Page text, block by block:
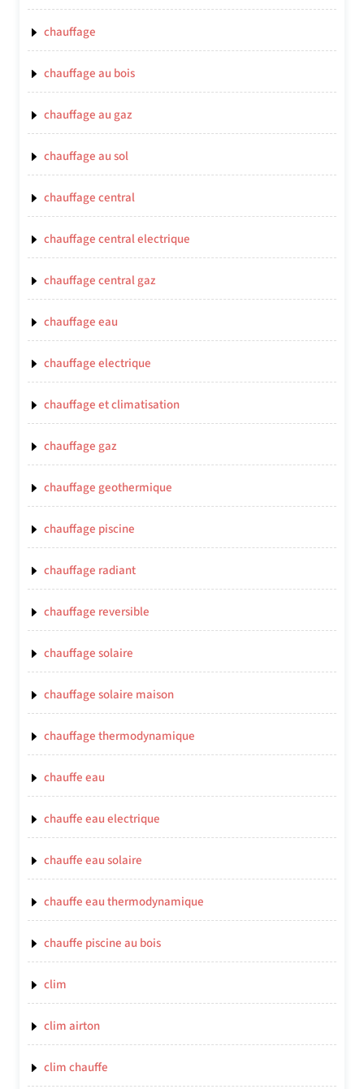
chauffage
chauffage au bois
chauffage au gaz
chauffage au sol
chauffage central
chauffage central electrique
chauffage central gaz
chauffage eau
chauffage electrique
chauffage et climatisation
chauffage gaz
chauffage geothermique
chauffage piscine
chauffage radiant
chauffage reversible
chauffage solaire
chauffage solaire maison
chauffage thermodynamique
chauffe eau
chauffe eau electrique
chauffe eau solaire
chauffe eau thermodynamique
chauffe piscine au bois
clim
clim airton
clim chauffe